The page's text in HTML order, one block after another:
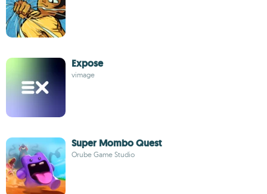
Expose
vimage
Super Mombo Quest
Orube Game Studio